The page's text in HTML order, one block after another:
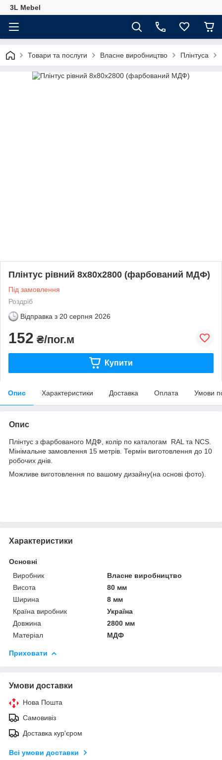
3L Mebel
Товари та послуги Власне виробництво Плінтуса
Плінтус рівний 8х80х2800 (фарбований МДФ)
Під замовлення
Роздріб
Відправка з 20 серпня 2026
152 ₴/пог.м
Купити
Опис Характеристики Доставка Оплата Умови
Опис
Плінтус з фарбованого МДФ, колір по каталогам RAL та NCS.
Мінімальне замовлення 15 метрів. Термін виготовлення до 10
робочих днів.
Можливе виготовлення по вашому дизайну(на основі фото).
Характеристики
Основні
Виробник
Власне виробництво
Висота
80 мм
Ширина
8 мм
Країна виробник
Україна
Довжина
2800 мм
Матеріал
МДФ
Приховати
Умови доставки
Нова Пошта
Самовивіз
Доставка кур'єром
Всі умови доставки